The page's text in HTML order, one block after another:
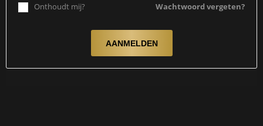
Wachtwoord vergeten?
Onthoudt mij?